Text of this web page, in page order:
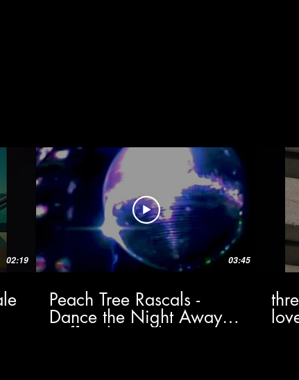
02:19 03:45
Peach Tree Rascals -
Dance the Night Away
(Official Visualizer)